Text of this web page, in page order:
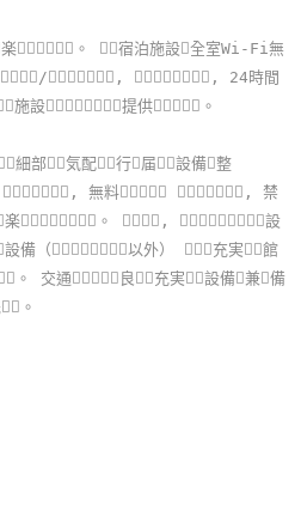
。 宿泊施設全室Wi-Fi無
, , 24時間
施設提供。
細部気配行届設備整
, 無料 , 禁
。 , 設
備（以外） 充実館
。 交通良充実設備兼備
。